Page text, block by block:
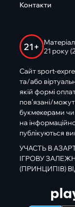
Контакти
21+
21 року
Сайт sport-
та/або
якій формі
пов’язані/
букмекерами чи
на
публікуються
УЧАСТЬ В
ІГРОВУ
(ПРИНЦИПІВ)